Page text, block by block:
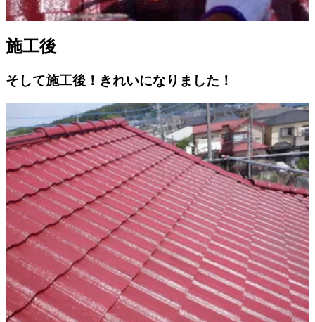
施工後
そして施工後！きれいになりました！